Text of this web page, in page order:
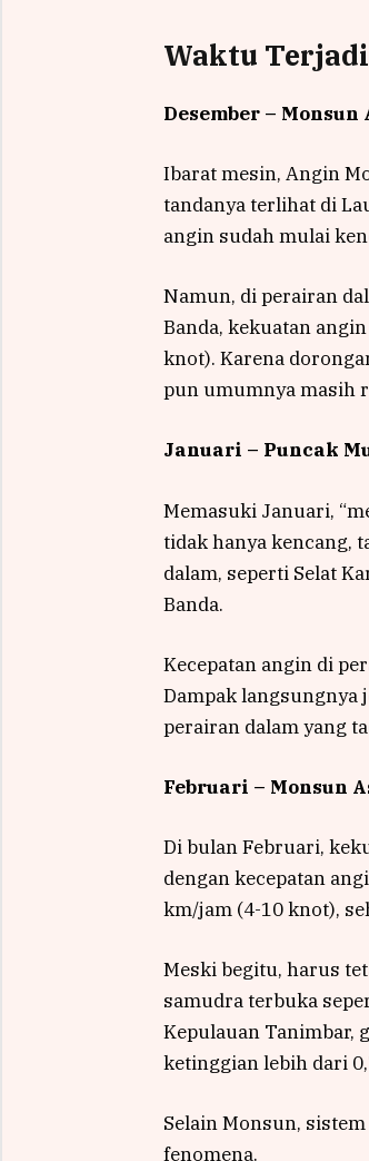
Waktu
Desember –
Ibarat mesin, Angin
tandanya terlihat di
angin sudah mulai
Namun, di perairan
Banda, kekuatan
knot). Karena
pun umumnya masih
Januari – Puncak
Memasuki Januari,
tidak hanya kencang,
dalam, seperti Selat
Banda.
Kecepatan angin di
Dampak langsungnya
perairan dalam yang
Februari – Monsun
Di bulan Februari,
dengan kecepatan
km/jam (4-10 knot),
Meski begitu, harus
samudra terbuka
Kepulauan Tanimbar,
ketinggian lebih dari
Selain Monsun,
fenomena.